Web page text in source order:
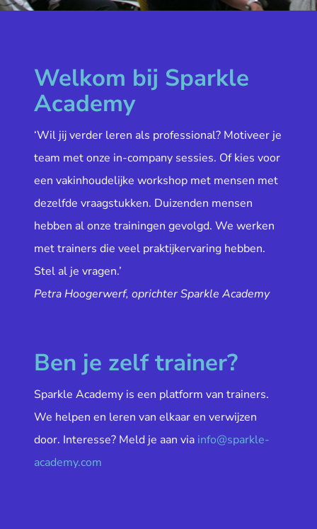
Welkom bij Sparkle
Academy
‘Wil jij verder leren als professional? Motiveer je
team met onze in-company sessies. Of kies voor
een vakinhoudelijke workshop met mensen met
dezelfde vraagstukken. Duizenden mensen
hebben al onze trainingen gevolgd. We werken
met trainers die veel praktijkervaring hebben.
Stel al je vragen.’
Petra Hoogerwerf, oprichter Sparkle Academy
Ben je zelf trainer?
Sparkle Academy is een platform van trainers.
We helpen en leren van elkaar en verwijzen
door. Interesse? Meld je aan via info@sparkle-
academy.com